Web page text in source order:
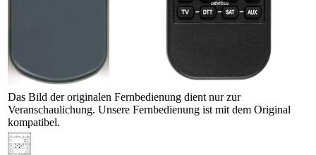
Das Bild der originalen Fernbedienung dient nur zur
Veranschaulichung. Unsere Fernbedienung ist mit dem Original
kompatibel.